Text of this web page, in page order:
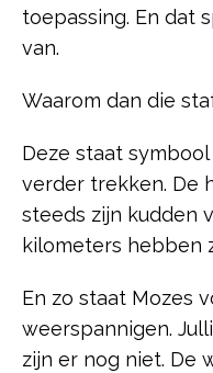
toepassing. En dat
van.
Waarom dan die
Deze staat
verder trekken. De
steeds zijn kudden
kilometers hebben
En zo staat Mozes
weerspannigen.
zijn er nog niet. De